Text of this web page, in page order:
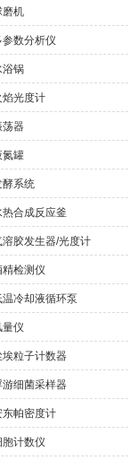
磨机
参数分析仪
浴锅
焰光度计
荡器
氮罐
酵系统
热合成反应釜
溶胶发生器/光度计
精检测仪
温冷却液循环泵
量仪
埃粒子计数器
游细菌采样器
东帕密度计
胞计数仪